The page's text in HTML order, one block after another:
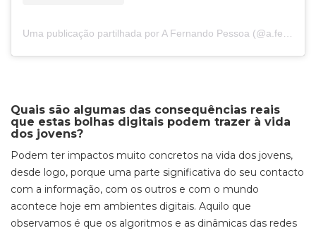
Uma publicação partilhada por A Fernando Pessoa (@a.fernando.pessoa)
Quais são algumas das consequências reais
que estas bolhas digitais podem trazer à vida
dos jovens?
Podem ter impactos muito concretos na vida dos jovens,
desde logo, porque uma parte significativa do seu contacto
com a informação, com os outros e com o mundo
acontece hoje em ambientes digitais. Aquilo que
observamos é que os algoritmos e as dinâmicas das redes